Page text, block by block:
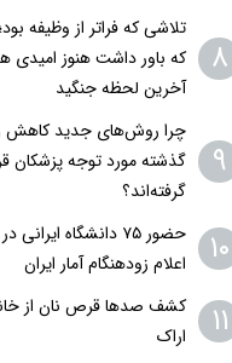
۸
تلاشی که فراتر از وظیفه
که باور داشت هنوز
آخرین لحظه جنگید
۹
چرا روش‌های جدید کاهش
گذشته مورد توجه پزشکان
گرفته‌اند؟
۱۰
اعلام زودهنگام آمار ایران
۱۱
کشف صدها قرص نان از
اراک